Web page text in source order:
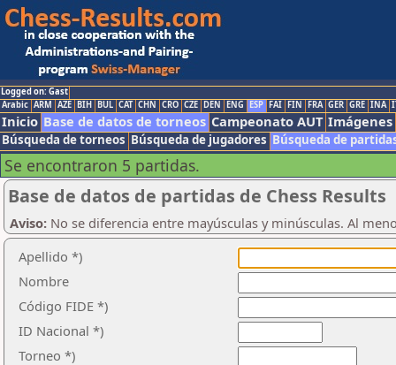
Logged on: Gast
Arabic ARM AZE BIH BUL CAT CHN CRO CZE DEN ENG ESP FAI FIN FRA GER GRE INA
Inicio Base de datos de torneos Campeonato AUT Imágenes
Búsqueda de torneos Búsqueda de jugadores Búsqueda de
Se encontraron 5 partidas.
Base de datos de partidas de Chess Results
Aviso: No se diferencia entre mayúsculas y minúsculas. Al
Apellido *)
Nombre
Código FIDE *)
ID Nacional *)
Torneo *)